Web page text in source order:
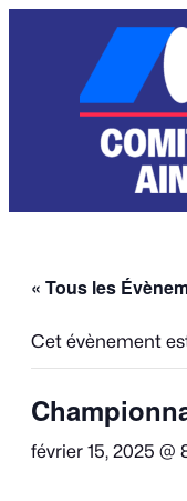
« Tous les
Cet évènement
février 15, 2025 @